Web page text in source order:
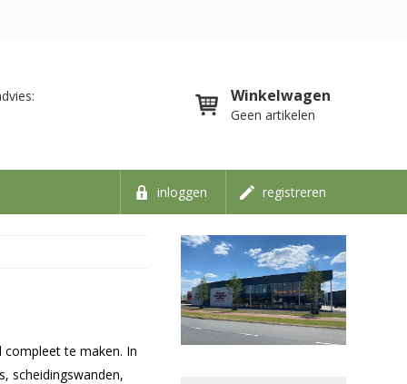
Winkelwagen
Geen artikelen
inloggen registreren
te maken. In
scheidingswanden,